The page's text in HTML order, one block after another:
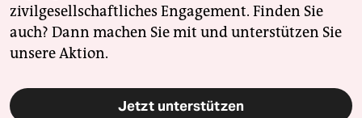
zivilgesellschaftliches Engagement. Finden Sie
auch? Dann machen Sie mit und unterstützen Sie
unsere Aktion.
Jetzt unterstützen